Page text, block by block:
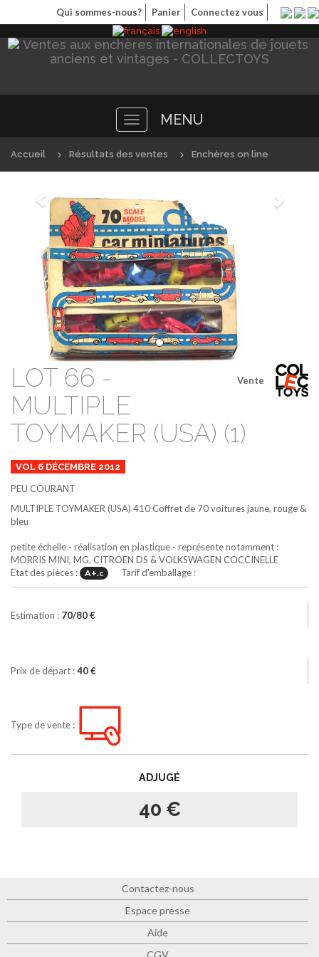
Qui sommes-nous? Panier Connectez vous
Toggle
navigation
MENU
Accueil Résultats des ventes Enchères on line
Précédént
Vente
LOT 66 -
MULTIPLE
TOYMAKER (USA) (1)
VOL 6 DÉCEMBRE 2012
PEU COURANT
MULTIPLE TOYMAKER (USA) 410Coffret de 70 voituresjaune, rouge &
bleu
petite échelle - réalisation en plastique - représente notamment :
MORRIS MINI, MG, CITROEN DS & VOLKSWAGEN COCCINELLE
Etat des pièces :
A+.c Tarif d'emballage :
Estimation : 70/80 €
Prix de départ :40 €
Type de vente :
ADJUGÉ
40 €
Contactez-nous
Espace presse
Aide
CGV